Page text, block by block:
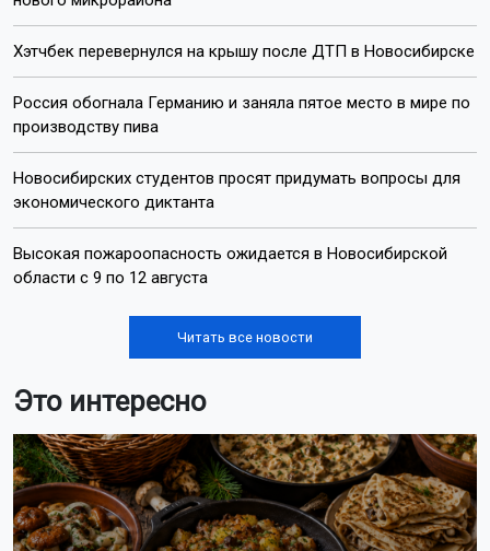
Лента новостей
На Новосибирскую область надвигается 34-